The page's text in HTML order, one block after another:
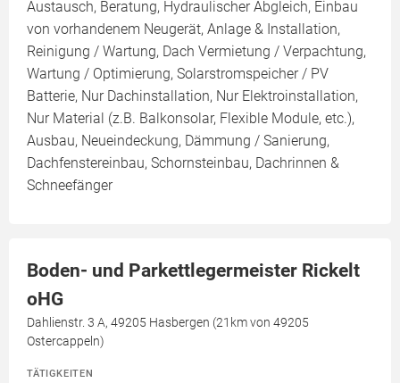
Austausch, Beratung, Hydraulischer Abgleich, Einbau
von vorhandenem Neugerät, Anlage & Installation,
Reinigung / Wartung, Dach Vermietung / Verpachtung,
Wartung / Optimierung, Solarstromspeicher / PV
Batterie, Nur Dachinstallation, Nur Elektroinstallation,
Nur Material (z.B. Balkonsolar, Flexible Module, etc.),
Ausbau, Neueindeckung, Dämmung / Sanierung,
Dachfenstereinbau, Schornsteinbau, Dachrinnen &
Schneefänger
Boden- und Parkettlegermeister Rickelt
oHG
Dahlienstr. 3 A, 49205 Hasbergen (21km von 49205
Ostercappeln)
TÄTIGKEITEN